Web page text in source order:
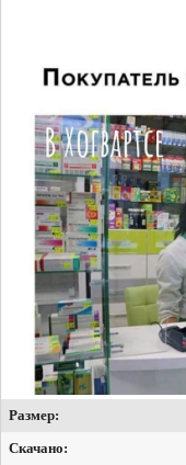
Размер:
Скачано: